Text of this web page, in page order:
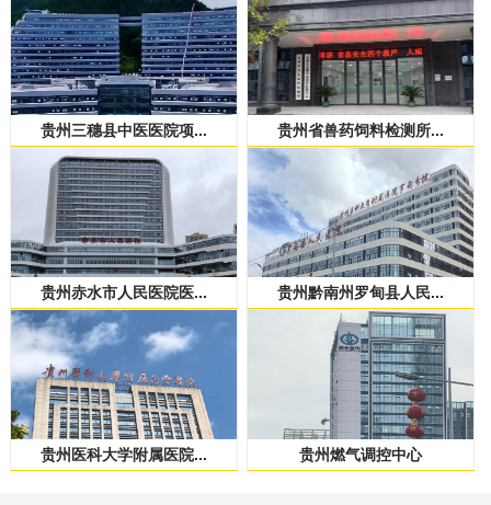
贵州三穗县中医医院项... 贵州省兽药饲料检测所...
贵州赤水市人民医院医... 贵州黔南州罗甸县人民...
贵州医科大学附属医院... 贵州燃气调控中心